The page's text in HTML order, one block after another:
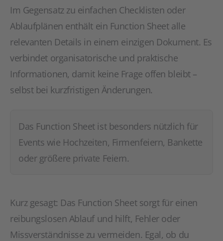
Im Gegensatz zu einfachen Checklisten oder
Ablaufplänen enthält ein Function Sheet alle
relevanten Details in einem einzigen Dokument. Es
verbindet organisatorische und praktische
Informationen, damit keine Frage offen bleibt –
selbst bei kurzfristigen Änderungen.
Das Function Sheet ist besonders nützlich für
Events wie Hochzeiten, Firmenfeiern, Bankette
oder größere private Feiern.
Kurz gesagt: Das Function Sheet sorgt für einen
reibungslosen Ablauf und hilft, Fehler oder
Missverständnisse zu vermeiden. Egal, ob du